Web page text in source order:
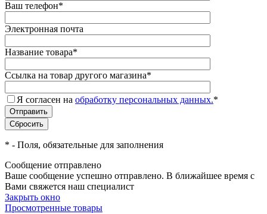
Ваш телефон*
Электронная почта
Название товара*
Ссылка на товар другого магазина*
Я согласен на обработку персональных данных.*
* - Поля, обязательные для заполнения
Сообщение отправлено
Ваше сообщение успешно отправлено. В ближайшее время с
Вами свяжется наш специалист
Закрыть окно
Просмотренные товары